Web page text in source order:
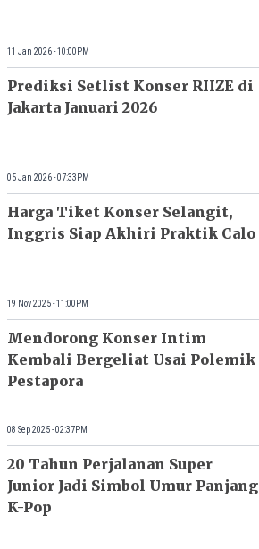
11 Jan 2026 - 10:00PM
Prediksi Setlist Konser RIIZE di
Jakarta Januari 2026
05 Jan 2026 - 07:33PM
Harga Tiket Konser Selangit,
Inggris Siap Akhiri Praktik Calo
19 Nov 2025 - 11:00PM
Mendorong Konser Intim
Kembali Bergeliat Usai Polemik
Pestapora
08 Sep 2025 - 02:37PM
20 Tahun Perjalanan Super
Junior Jadi Simbol Umur Panjang
K-Pop